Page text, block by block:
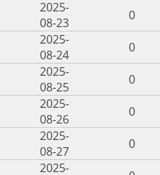
2025-
08-23
0
2025-
08-24
0
2025-
08-25
0
2025-
08-26
0
2025-
08-27
0
2025-